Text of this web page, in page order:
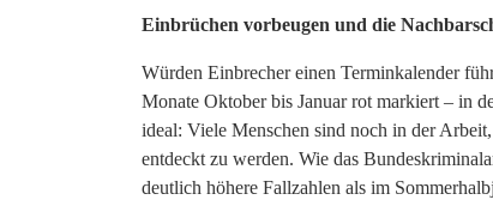
Einbrüchen vorbeugen und die
Würden Einbrecher einen Terminkalender
Monate Oktober bis Januar rot markiert – in
ideal: Viele Menschen sind noch in der
entdeckt zu werden. Wie das
deutlich höhere Fallzahlen als im